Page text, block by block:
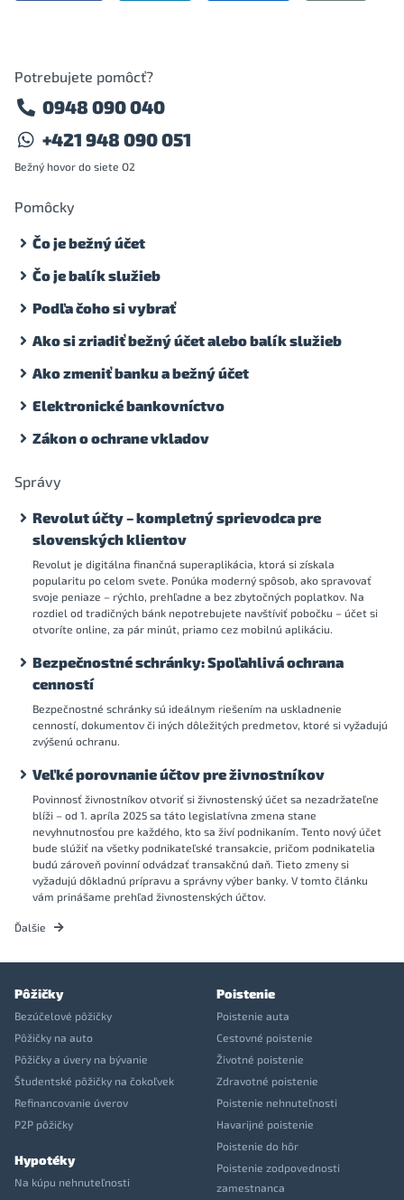
Potrebujete pomôcť?
0948 090 040
+421 948 090 051
Bežný hovor do siete O2
Pomôcky
Čo je bežný účet
Čo je balík služieb
Podľa čoho si vybrať
Ako si zriadiť bežný účet alebo balík služieb
Ako zmeniť banku a bežný účet
Elektronické bankovníctvo
Zákon o ochrane vkladov
Správy
Revolut účty – kompletný sprievodca pre
slovenských klientov
Revolut je digitálna finančná superaplikácia, ktorá si získala
popularitu po celom svete. Ponúka moderný spôsob, ako spravovať
svoje peniaze – rýchlo, prehľadne a bez zbytočných poplatkov. Na
rozdiel od tradičných bánk nepotrebujete navštíviť pobočku – účet si
otvoríte online, za pár minút, priamo cez mobilnú aplikáciu.
Bezpečnostné schránky: Spoľahlivá ochrana
cenností
Bezpečnostné schránky sú ideálnym riešením na uskladnenie
cenností, dokumentov či iných dôležitých predmetov, ktoré si vyžadujú
zvýšenú ochranu.
Veľké porovnanie účtov pre živnostníkov
Povinnosť živnostníkov otvoriť si živnostenský účet sa nezadržateľne
blíži – od 1. apríla 2025 sa táto legislatívna zmena stane
nevyhnutnosťou pre každého, kto sa živí podnikaním. Tento nový účet
bude slúžiť na všetky podnikateľské transakcie, pričom podnikatelia
budú zároveň povinní odvádzať transakčnú daň. Tieto zmeny si
vyžadujú dôkladnú prípravu a správny výber banky. V tomto článku
vám prinášame prehľad živnostenských účtov.
Ďalšie
Pôžičky
Bezúčelové pôžičky
Pôžičky na auto
Pôžičky a úvery na bývanie
Študentské pôžičky na čokoľvek
Refinancovanie úverov
P2P pôžičky
Hypotéky
Na kúpu nehnuteľnosti
Poistenie
Poistenie auta
Cestovné poistenie
Životné poistenie
Zdravotné poistenie
Poistenie nehnuteľnosti
Havarijné poistenie
Poistenie do hôr
Poistenie zodpovednosti
zamestnanca